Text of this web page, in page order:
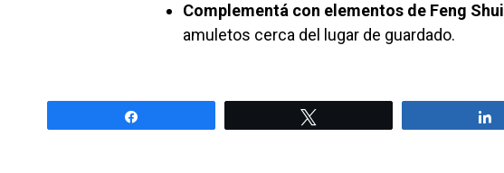
Complementá con elementos de Feng Shui
amuletos cerca del lugar de guardado.